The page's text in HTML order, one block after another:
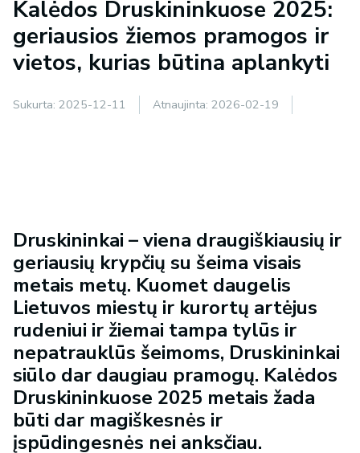
Kalėdos Druskininkuose 2025:
geriausios žiemos pramogos ir
vietos, kurias būtina aplankyti
Sukurta: 2025-12-11 Atnaujinta: 2026-02-19
Druskininkai – viena draugiškiausių ir
geriausių krypčių su šeima visais
metais metų. Kuomet daugelis
Lietuvos miestų ir kurortų artėjus
rudeniui ir žiemai tampa tylūs ir
nepatrauklūs šeimoms, Druskininkai
siūlo dar daugiau pramogų. Kalėdos
Druskininkuose 2025 metais žada
būti dar magiškesnės ir
įspūdingesnės nei anksčiau.